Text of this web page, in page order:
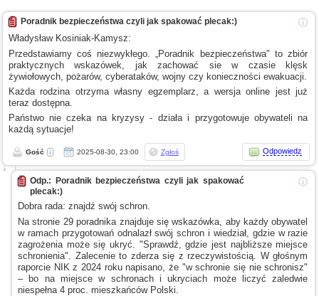
ⓘ
Poradnik bezpieczeństwa czyli jak spakować plecak:)
Władysław Kosiniak-Kamysz:
Przedstawiamy coś niezwykłego. „Poradnik bezpieczeństwa" to zbiór
praktycznych wskazówek, jak zachować siew czasieklęsk
żywiołowych, pożarów, cyberataków, wojny czy konieczności ewakuacji.
Każda rodzina otrzyma własny egzemplarz,a wersjaonline jest już
teraz dostępna.
Państwo nie czeka na kryzysy - działai przygotowujeobywateli na
każdą sytuacje!
Gość 2025-08-30, 23:00 Zgłoś Odpowiedz
ⓘ
Odp.: Poradnik bezpieczeństwa czyli jak spakować
plecak:)
Dobra rada: znajdź swój schron.
Na stronie 29 poradnika znajduje się wskazówka, aby każdy obywatel
w ramachprzygotowań odnalazł swój schroni wiedział, gdzie w razie
zagrożenia może się ukryć. "Sprawdź, gdzie jest najbliższe miejsce
schronienia". Zalecenie to zderza się z rzeczywistością.
W głośnym
raporcie NIKz 2024 roku napisano, że "w schronie się nie schronisz"
– bo na miejscew schronach i ukryciach może liczyć zaledwie
niespełna 4 proc. mieszkańców Polski.